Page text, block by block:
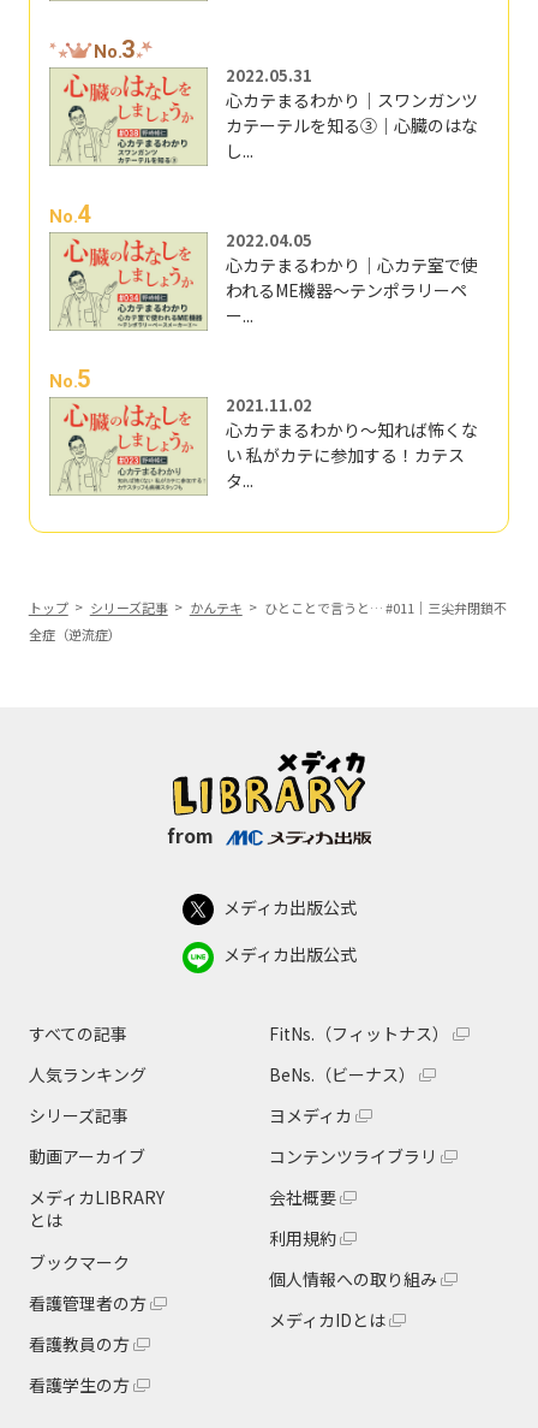
No.3
2022.05.31
心カテまるわかり｜スワンガンツ
カテーテルを知る③｜心臓のはな
し...
No.4
2022.04.05
心カテまるわかり｜心カテ室で使
われるME機器～テンポラリーペ
ー...
No.5
2021.11.02
心カテまるわかり～知れば怖くな
い 私がカテに参加する！カテス
タ...
トップ シリーズ記事 かんテキ
ひとことで言うと… #011｜三尖弁閉鎖不
全症（逆流症）
from
メディカ出版公式
メディカ出版公式
すべての記事
人気ランキング
シリーズ記事
動画アーカイブ
メディカLIBRARY
とは
ブックマーク
看護管理者の方
看護教員の方
看護学生の方
FitNs.（フィットナス）
BeNs.（ビーナス）
ヨメディカ
コンテンツライブラリ
会社概要
利用規約
個人情報への取り組み
メディカIDとは